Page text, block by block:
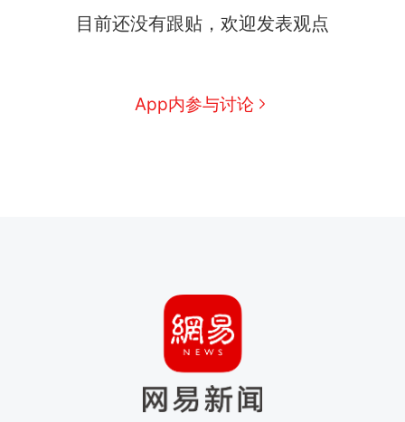
目前还没有跟贴，欢迎发表观点
App内参与讨论